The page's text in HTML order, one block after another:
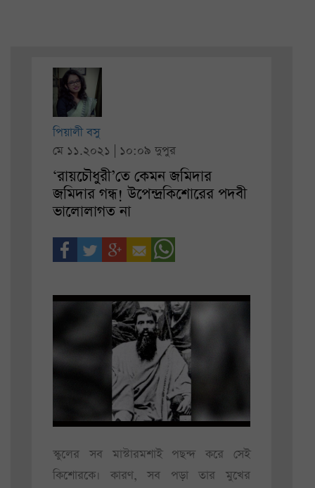
পিয়ালী বসু
মে ১১.২০২১ | ১০:০৯ দুপুর
‘রায়চৌধুরী’তে কেমন জমিদার
জমিদার গন্ধ! উপেন্দ্রকিশোরের পদবী
ভালোলাগত না
স্কুলের সব মাস্টারমশাই পছন্দ করে সেই
কিশোরকে। কারণ, সব পড়া তার মুখের